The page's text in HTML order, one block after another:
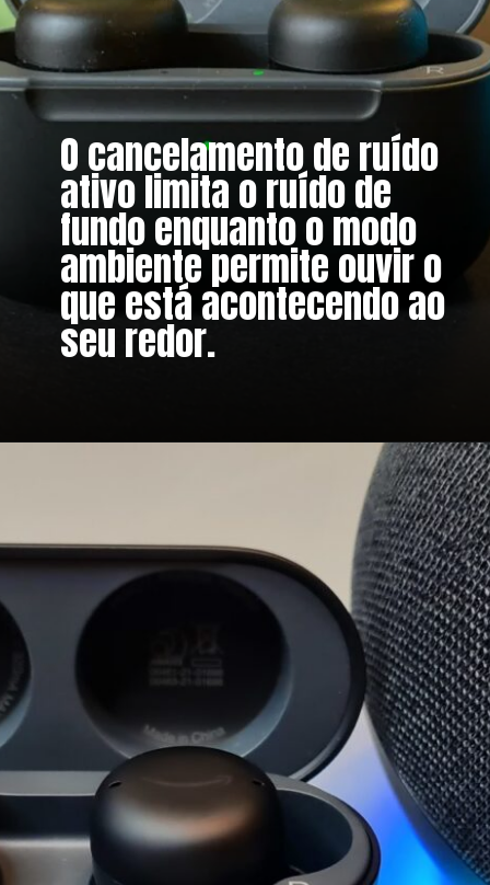
O cancelamento de ruído
ativo limita o ruído de
fundo enquanto o modo
ambiente permite ouvir o
que está acontecendo ao
seu redor.